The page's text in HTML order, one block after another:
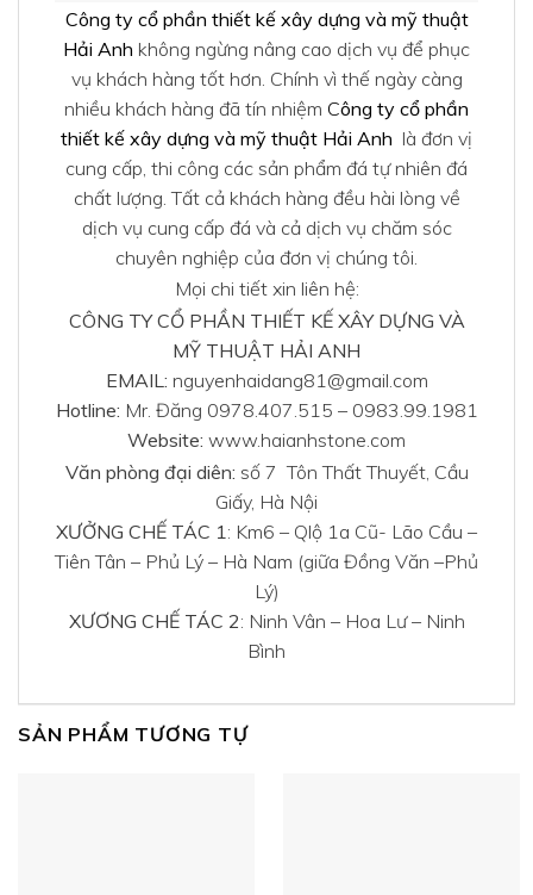
Công ty cổ phần thiết kế xây dựng và mỹ thuật
Hải Anh không ngừng nâng cao dịch vụ để phục
vụ khách hàng tốt hơn. Chính vì thế ngày càng
nhiều khách hàng đã tín nhiệm Công ty cổ phần
thiết kế xây dựng và mỹ thuật Hải Anh là đơn vị
cung cấp, thi công các sản phẩm đá tự nhiên đá
chất lượng. Tất cả khách hàng đều hài lòng về
dịch vụ cung cấp đá và cả dịch vụ chăm sóc
chuyên nghiệp của đơn vị chúng tôi.
Mọi chi tiết xin liên hệ:
CÔNG TY CỔ PHẦN THIẾT KẾ XÂY DỰNG VÀ
MỸ THUẬT HẢI ANH
EMAIL: nguyenhaidang81@gmail.com
Hotline: Mr. Đăng 0978.407.515 – 0983.99.1981
Website: www.haianhstone.com
Văn phòng đại diên: số 7 Tôn Thất Thuyết, Cầu
Giấy, Hà Nội
XƯỞNG CHẾ TÁC 1 : Km6 – Qlộ 1a Cũ- Lão Cầu –
Tiên Tân – Phủ Lý – Hà Nam (giữa Đồng Văn –Phủ
Lý)
XƯƠNG CHẾ TÁC 2: Ninh Vân – Hoa Lư – Ninh
Bình
SẢN PHẨM TƯƠNG TỰ